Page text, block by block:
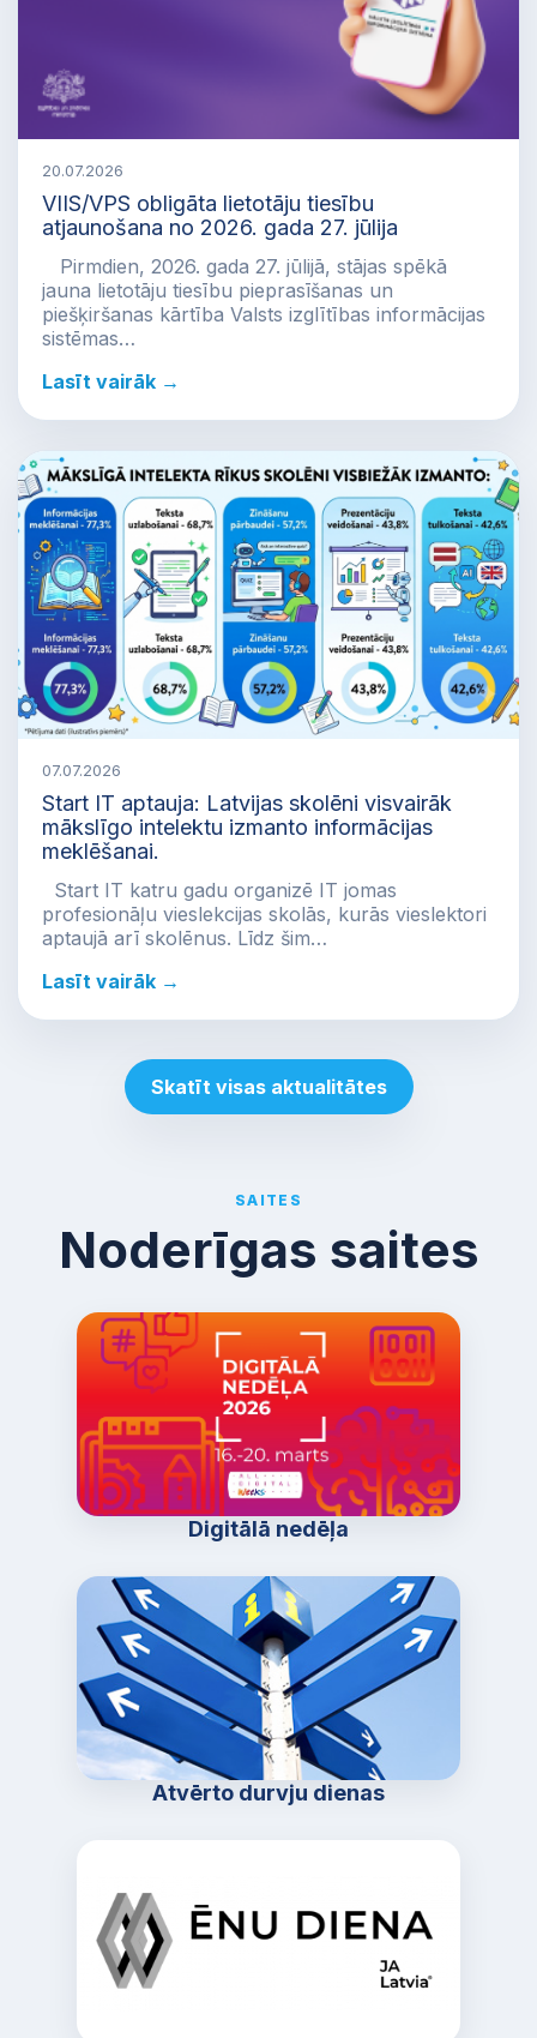
20.07.2026
VIIS/VPS obligāta lietotāju tiesību
atjaunošana no 2026. gada 27. jūlija
Pirmdien, 2026. gada 27. jūlijā, stājas spēkā
jauna lietotāju tiesību pieprasīšanas un
piešķiršanas kārtība Valsts izglītības informācijas
sistēmas…
Lasīt vairāk →
07.07.2026
Start IT aptauja: Latvijas skolēni visvairāk
mākslīgo intelektu izmanto informācijas
meklēšanai.
Start IT katru gadu organizē IT jomas
profesionāļu vieslekcijas skolās, kurās vieslektori
aptaujā arī skolēnus. Līdz šim…
Lasīt vairāk →
Skatīt visas aktualitātes
SAITES
Noderīgas saites
Digitālā nedēļa
Atvērto durvju dienas